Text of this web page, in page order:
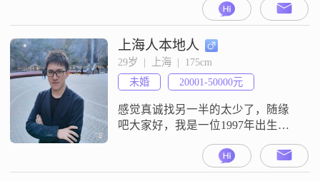
之间，学历是大学本科。工作收入
已经认证。我觉得自己是个挺不错
的人。当过兵，扛过枪，后又转入
公务员系统。一辈子体制内为人民
服务。性格方面，稳重可靠，不会
轻易冲动行事。而且我还挺幽默风
趣的，能给身边的人
上海人本地人
29岁  |  上海  |  175cm
未婚
20001-50000元
感觉真诚找另一半的太少了，随缘
吧大家好，我是一位1997年出生的
内工作，父亲公务员母亲医生家庭
和睦，我在上海有3套房，外地2套